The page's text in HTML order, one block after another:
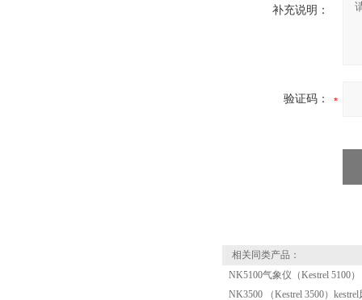
补充说明：
验证码：
相关同类产品：
NK5100气象仪（Kestrel 5100
NK3500 （Kestrel 3500）